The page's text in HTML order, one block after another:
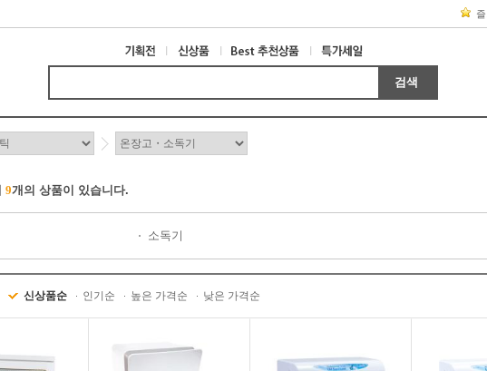
검색
9개의 상품이 있습니다.
소독기
신상품순 인기순 높은 가격순 낮은 가격순